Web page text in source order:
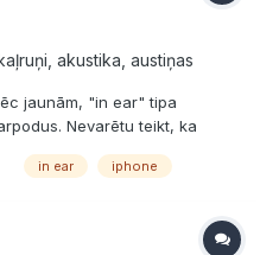
akustika, austiņas
jaunām, "in ear" tipa
Nevarētu teikt, ka
"volume" dod, apmēram, uz
Sāku...
in ear iphone